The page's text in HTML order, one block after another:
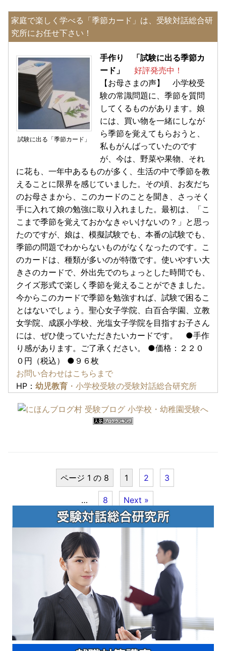
家庭で楽しく学べる「季節カード」は、受験対話総合研
究所にお任せ下さい！
試験に出る「季節カード」
手作り 「試験に出る季節カ
ード」 好評発売中！
【お母さまの声】 小学校受
験の常識問題に、季節を質問
してくるものがあります。娘
には、買い物を一緒にしなが
ら季節を覚えてもらおうと、
私もがんばっていたのです
が、今は、野菜や果物、それ
に花も、一年中あるものが多く、生活の中で季節を教
えることに限界を感じていました。その頃、お友だち
のお母さまから、このカードのことを聞き、さっそく
手に入れて娘の勉強に取り入れました。最初は、「こ
こまで季節を覚えておかなきゃいけないの？」と思っ
たのですが、娘は、模擬試験でも、本番の試験でも、
季節の問題でわからないものがなくなったのです。こ
のカードは、種類が多いのが特徴です。使いやすい大
きさのカードで、外出先でのちょっとした時間でも、
クイズ形式で楽しく季節を覚えることができました。
今からこのカードで季節を勉強すれば、試験で困るこ
とはないでしょう。聖心女子学院、白百合学園、立教
女学院、成蹊小学校、光塩女子学院を目指すお子さん
には、ぜひ使っていただきたいカードです。 ●手作
り感があります。ご了承ください。 ●価格：２２０
０円（税込） ●９６枚
お問い合わせはこちらまで
HP： 幼児教育 ・小学校受験の受験対話総合研究所
ページ 1 の 8 1 2 3
… 8 Next »